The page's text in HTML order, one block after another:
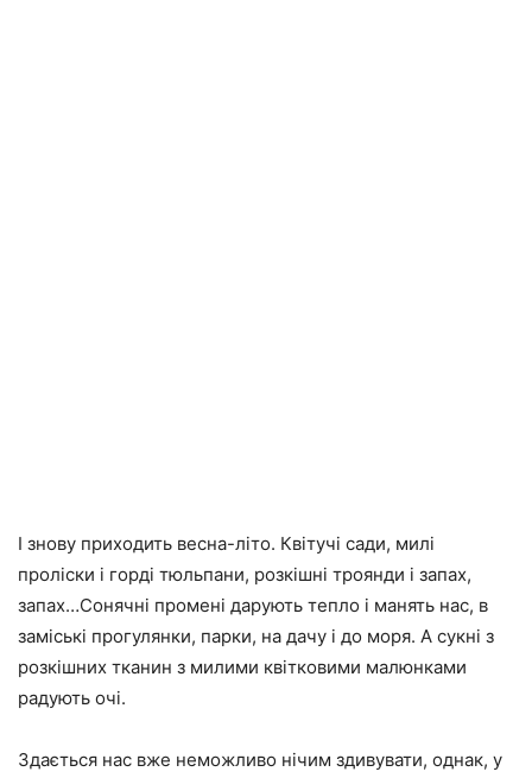
І знову приходить весна-літо. Квітучі сади, милі
проліски і горді тюльпани, розкішні троянди і запах,
запах…Сонячні промені дарують тепло і манять нас, в
заміські прогулянки, парки, на дачу і до моря. А сукні з
розкішних тканин з милими квітковими малюнками
радують очі.
Здається нас вже неможливо нічим здивувати, однак, у